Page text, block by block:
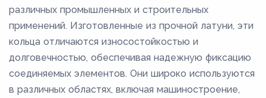
19,5
20,5
22,2
23,2
различных промышленных и строительных
применений. Изготовленные из прочной латуни, эти
кольца отличаются износостойкостью и
долговечностью, обеспечивая надежную фиксацию
соединяемых элементов. Они широко используются
в различных областях, включая машиностроение,